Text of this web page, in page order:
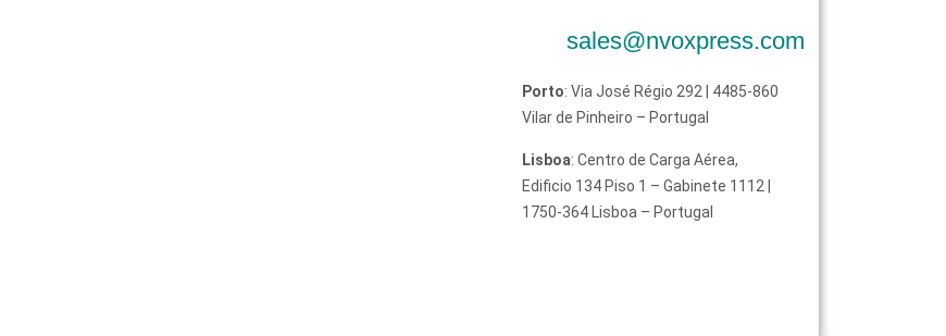
sales@nvoxpress.com
Porto: Via José Régio 292 | 4485-860
Vilar de Pinheiro – Portugal
Lisboa: Centro de Carga Aérea,
Edificio 134 Piso 1 – Gabinete 1112 |
1750-364 Lisboa – Portugal